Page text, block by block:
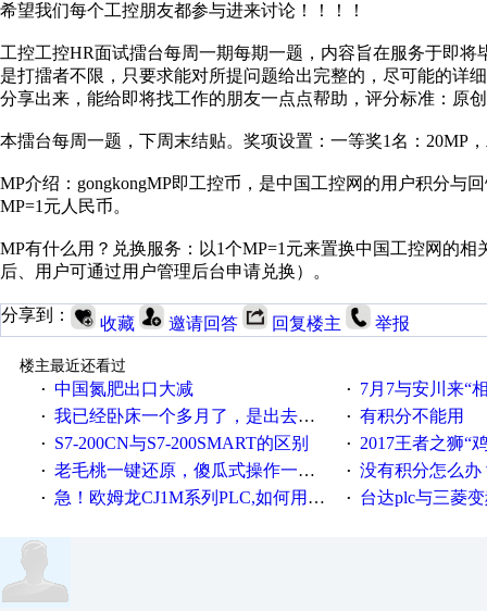
希望我们每个工控朋友都参与进来讨论！！！！
工控工控HR面试擂台每周一期每期一题，内容旨在服务于即
是打擂者不限，只要求能对所提问题给出完整的，尽可能的详
分享出来，能给即将找工作的朋友一点点帮助，评分标准：原
本擂台每周一题，下周末结贴。奖项设置：一等奖1名：20MP
MP介绍：gongkongMP即工控币，是中国工控网的用户积分与
MP=1元人民币。
MP有什么用？兑换服务：以1个MP=1元来置换中国工控网的
后、用户可通过用户管理后台申请兑换）。
分享到： 收藏 邀请回答 回复楼主 举报
楼主最近还看过
· 中国氮肥出口大减 · 7月7与安川来“
· 我已经卧床一个多月了，是出去安装机械手在高速遭遇车祸所致:大家工作都要特别注意啊 · 有积分不能用
· S7-200CN与S7-200SMART的区别 · 2017王者之狮“鸡”情签到
· 老毛桃一键还原，傻瓜式操作一键轻松备份还原；程序为向导式安装，一键即可实现自动备份或还原系统。 · 没有积分怎么办
· 急！欧姆龙CJ1M系列PLC,如何用时间控制变频器。要求时间在组态王中可以自由输入！拜托各位大神了！ · 台达plc与三菱